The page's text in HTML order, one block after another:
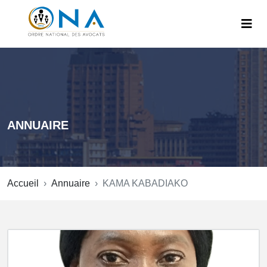
ANNUAIRE
Accueil Annuaire KAMA KABADIAKO